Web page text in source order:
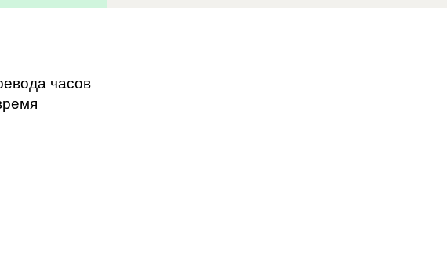
часов